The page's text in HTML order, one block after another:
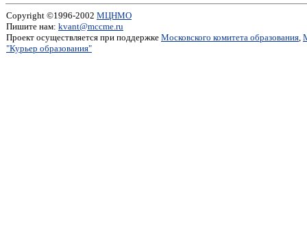
Copyright ©1996-2002 МЦНМО
Пишите нам: kvant@mccme.ru
Проект осуществляется при поддержке Московского комитета образования,
"Курьер образования"